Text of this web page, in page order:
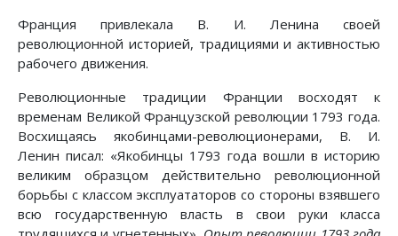
Франция привлекала В. И. Ленина своей
революционной историей, традициями и активностью
рабочего движения.
Революционные традиции Франции восходят к
временам Великой Французской революции 1793 года.
Восхищаясь якобинцами-революционерами, В. И.
Ленин писал: «Якобинцы 1793 года вошли в историю
великим образцом действительно революционной
борьбы с классом эксплуататоров со стороны взявшего
всю государственную власть в свои руки класса